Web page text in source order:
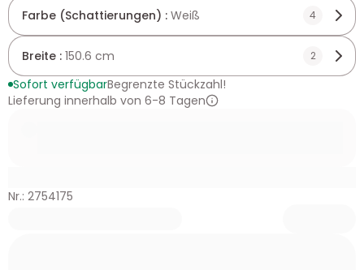
Farbe (Schattierungen) : Weiß 4
Breite : 150.6 cm 2
Sofort verfügbarBegrenzte Stückzahl!
Lieferung innerhalb von 6-8 Tagen
Nr.: 2754175